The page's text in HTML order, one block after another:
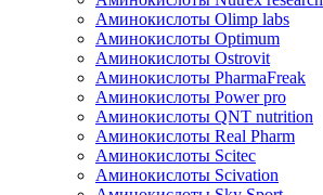
Аминокислоты Olimp labs
Аминокислоты Optimum
Аминокислоты Ostrovit
Аминокислоты PharmaFreak
Аминокислоты Power pro
Аминокислоты QNT nutrition
Аминокислоты Real Pharm
Аминокислоты Scitec
Аминокислоты Scivation